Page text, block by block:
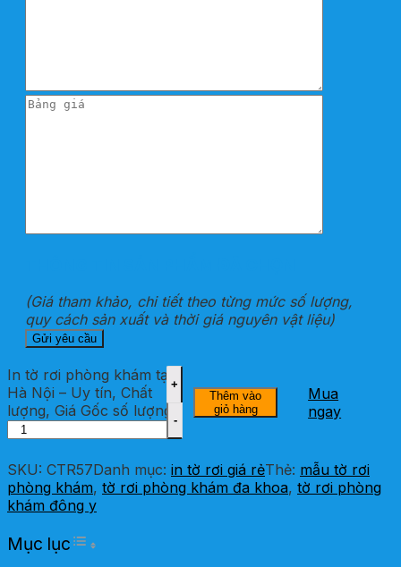
(Giá tham khảo, chi tiết theo từng mức số lượng,
quy cách sản xuất và thời giá nguyên vật liệu)
In tờ rơi phòng khám tại
Hà Nội – Uy tín, Chất
lượng, Giá Gốc số lượng
Thêm vào
giỏ hàng
Mua
ngay
SKU: CTR57Danh mục: in tờ rơi giá rẻThẻ: mẫu tờ rơi
phòng khám, tờ rơi phòng khám đa khoa, tờ rơi phòng
khám đông y
Mục lục Toggle Table of Content